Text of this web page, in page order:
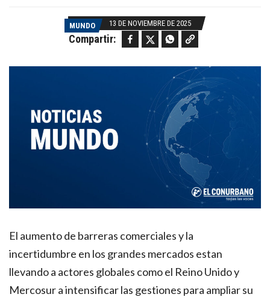
MUNDO 13 DE NOVIEMBRE DE 2025
Compartir: Facebook Twitter WhatsApp Copy link
El aumento de barreras comerciales y la
incertidumbre en los grandes mercados estan
llevando a actores globales como el Reino Unido y
Mercosur a intensificar las gestiones para ampliar su